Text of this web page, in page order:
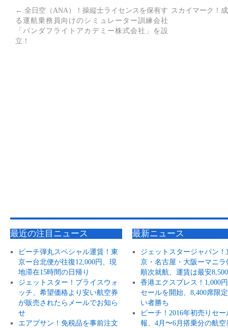
← 全日空（ANA）！操縦士ライセンスを保有す
る運航乗務員向けのシミュレーター訓練会社
「パンダフライトアカデミー株式会社」を設
立！
スカイマーク！
最近の注目ニュース
ピーチ弾丸スペシャル運賃！東
京ー台北便が往復12,000円、現
地滞在15時間の日帰り
ジェットスター！プライスウォ
ッチ、希望価格より安い航空券
が販売されたらメールでお知ら
せ
エアプサン！免税品を事前注文
最新ニュース
ジェットスタージャパン！
京・名古屋・大阪ーマニラ
順次就航、運賃は最安
香港エクスプレス！1,000
セールを開始、8,400席限
い者勝ち
ピーチ！2016年初売りセー
報、4月〜6月搭乗分の航空